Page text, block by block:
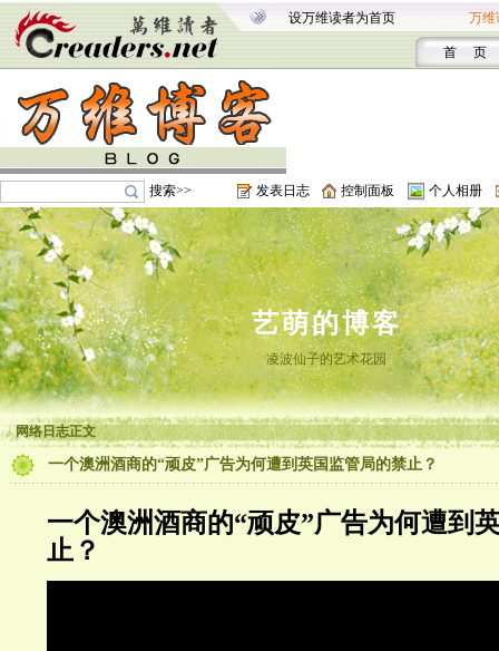
设万维读者为首页 万维
首 页
搜索>> 发表日志 控制面板 个人相册
艺萌的博客
凌波仙子的艺术花园
网络日志正文
一个澳洲酒商的“顽皮”广告为何遭到英国监管局的禁止？
一个澳洲酒商的“顽皮”广告为何遭到
止？